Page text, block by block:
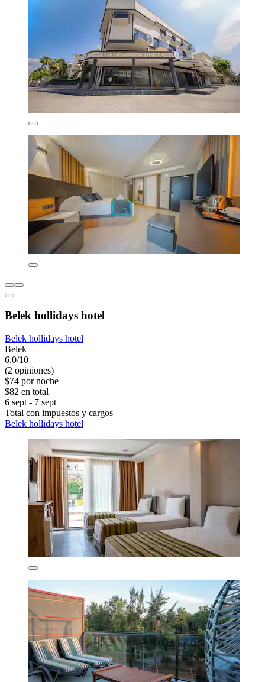
Belek hollidays hotel
Belek hollidays hotel
Belek
6.0/10
(2 opiniones)
$74 por noche
$82 en total
6 sept - 7 sept
Total con impuestos y cargos
Belek hollidays hotel